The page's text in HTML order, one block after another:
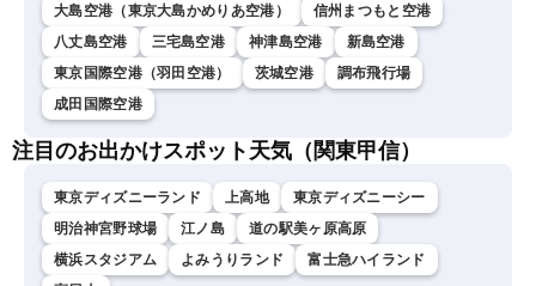
大島空港（東京大島かめりあ空港）
信州まつもと空港
八丈島空港
三宅島空港 神津島空港
新島空港
東京国際空港（羽田空港）
茨城空港
調布飛行場
成田国際空港
注目のお出かけスポット天気（関東甲信）
東京ディズニーランド 上高地
東京ディズニーシー
明治神宮野球場
江ノ島
道の駅美ヶ原高原
横浜スタジアム
よみうりランド
富士急ハイランド